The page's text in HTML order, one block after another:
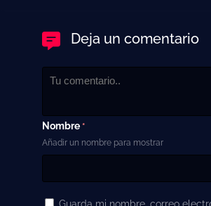
Deja un comentario
Nombre *
Añadir un nombre para mostrar